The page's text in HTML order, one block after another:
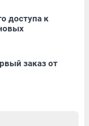
доступа к
заказ от